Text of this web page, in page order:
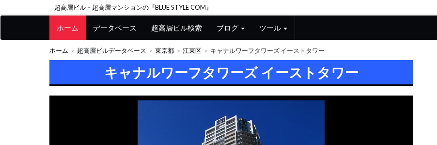
超高層ビル・超高層マンションの『BLUE STYLE COM』
ホーム データベース 超高層ビル検索 ブログ ツール
ホーム 超高層ビルデータベース 東京都 江東区 キャナルワーフタワーズ イーストタワー
キャナルワーフタワーズ イーストタワー